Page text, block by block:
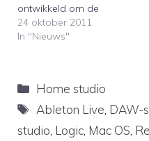
ontwikkeld om de
toonhoogtecorrectiesoftw
are beter te laten werken
launched ARA for
Melodyne. ARA (Random
designed to improve the
24 oktober 2011
In "Nieuws"
Categorieën
Home studio
Tags
Ableton Live, DAW-
studio, Logic, Mac OS,